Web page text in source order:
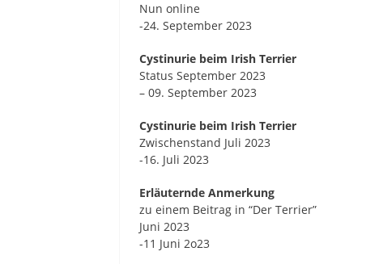
Nun online
-24. September 2023
Cystinurie beim Irish Terrier
Status September 2023
– 09. September 2023
Cystinurie beim Irish Terrier
Zwischenstand Juli 2023
-16. Juli 2023
Erläuternde Anmerkung
zu einem Beitrag in “Der Terrier”
Juni 2023
-11 Juni 2o23